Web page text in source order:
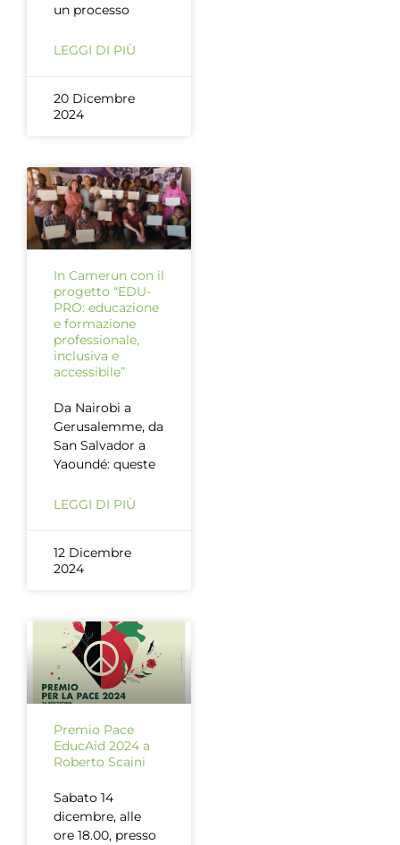
un processo
LEGGI DI PIÙ
20 Dicembre
2024
In Camerun con il
progetto “EDU-
PRO: educazione
e formazione
professionale,
inclusiva e
accessibile”
Da Nairobi a
Gerusalemme, da
San Salvador a
Yaoundé: queste
LEGGI DI PIÙ
12 Dicembre
2024
Premio Pace
EducAid 2024 a
Roberto Scaini
Sabato 14
dicembre, alle
ore 18.00, presso